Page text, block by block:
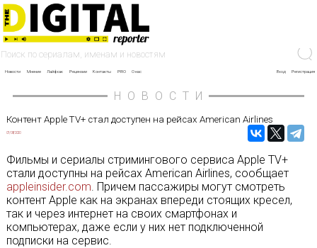
Новости Мнение Лайфхак Рецензии Контакты PRO О нас Вход Регистрация
НОВОСТИ
Контент Apple TV+ стал доступен на рейсах American Airlines
07/08/2020
Фильмы и сериалы стримингового сервиса Apple TV+
стали доступны на рейсах American Airlines, сообщает
appleinsider.com. Причем пассажиры могут смотреть
контент Apple как на экранах впереди стоящих кресел,
так и через интернет на своих смартфонах и
компьютерах, даже если у них нет подключенной
подписки на сервис.